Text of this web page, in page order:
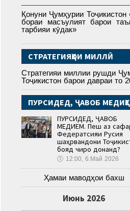
Қонуни Ҷумҳурии Тоҷикистон
бораи масъулият барои
тарбияи кӯдак»
СТРАТЕГИЯҲОИ МИЛЛӢ
Стратегияи миллии рушди
Тоҷикистон барои давраи то
ПУРСИДЕД, ҶАВОБ
ПУРСИДЕД, ҶАВОБ
МЕДИҲЕМ. Пеш аз
Федератсияи Русия
шаҳрвандони
бояд чиро донанд?
🕔 12:00, 6.Май 2026
Ҳамаи маводҳои бахш
Июнь 2026